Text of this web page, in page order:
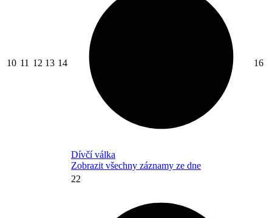
10 11 12 13 14
Dívčí válka
Zobrazit všechny záznamy ze dne
16
22